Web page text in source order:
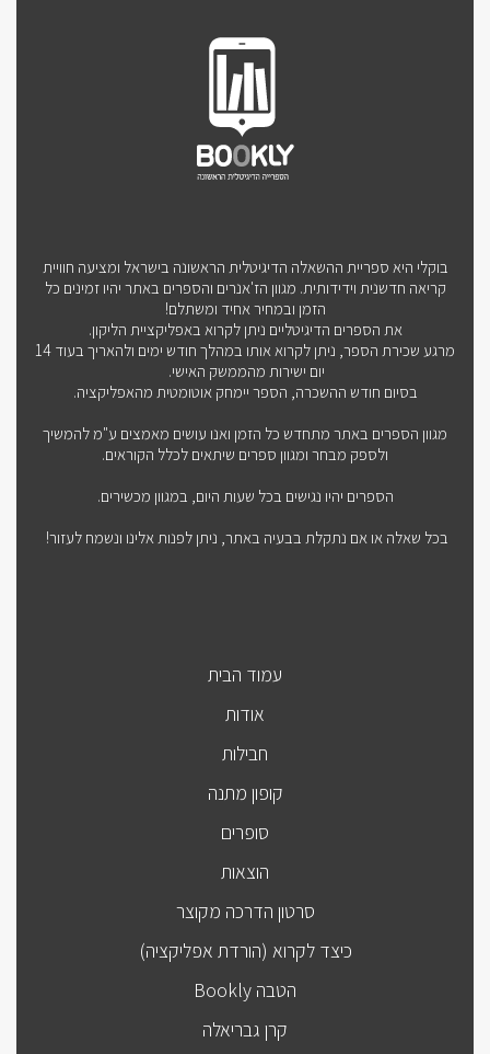
בוקלי היא ספריית ההשאלה הדיגיטלית הראשונה בישראל ומציעה חוויית
קריאה חדשנית וידידותית. מגוון הז'אנרים והספרים באתר יהיו זמינים כל
הזמן ובמחיר אחיד ומשתלם!
את הספרים הדיגיטליים ניתן לקרוא באפליקציית הליקון.
מרגע שכירת הספר, ניתן לקרוא אותו במהלך חודש ימים ולהאריך בעוד 14
יום ישירות מהממשק האישי.
בסיום חודש ההשכרה, הספר יימחק אוטומטית מהאפליקציה.
מגוון הספרים באתר מתחדש כל הזמן ואנו עושים מאמצים ע"מ להמשיך
ולספק מבחר ומגוון ספרים שיתאים לכלל הקוראים.
הספרים יהיו נגישים בכל שעות היום, במגוון מכשירים.
בכל שאלה או אם נתקלת בבעיה באתר, ניתן לפנות אלינו ונשמח לעזור!
עמוד הבית
אודות
חבילות
קופון מתנה
סופרים
הוצאות
סרטון הדרכה מקוצר
כיצד לקרוא (הורדת אפליקציה)
הטבה Bookly
קרן גבריאלה